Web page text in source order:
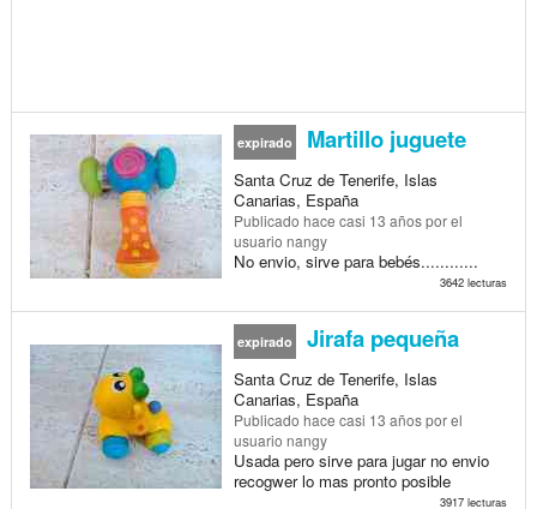
expirado Martillo juguete
Santa Cruz de Tenerife, Islas
Canarias, España
Publicado hace casi 13 añospor el
usuario nangy
No envio, sirve para bebés............
3642 lecturas
expirado Jirafa pequeña
Santa Cruz de Tenerife, Islas
Canarias, España
Publicado hace casi 13 añospor el
usuario nangy
Usada pero sirve para jugar no envio
recogwer lo mas pronto posible
3917 lecturas